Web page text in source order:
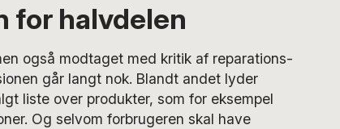
for halvdelen
også modtaget med kritik af reparations-
går langt nok. Blandt andet lyder
liste over produkter, som for eksempel
Og selvom forbrugeren skal have